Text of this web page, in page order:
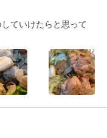
ていけたらと思って